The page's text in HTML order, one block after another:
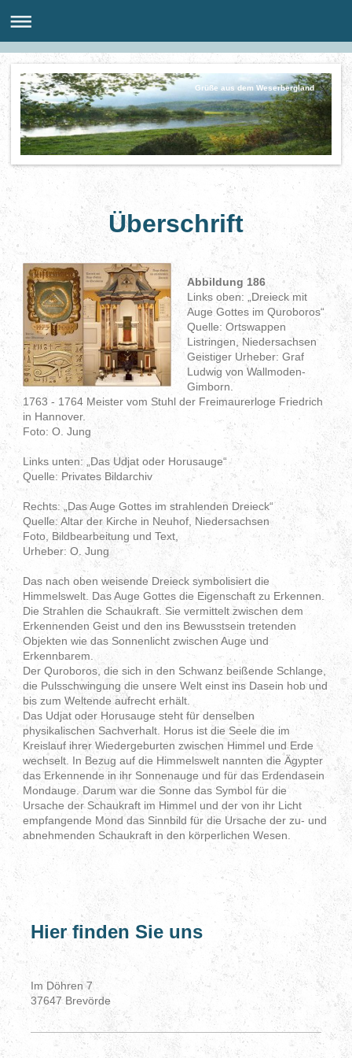
Grüße aus dem Weserbergland
Überschrift
Abbildung 186
Links oben: „Dreieck mit
Auge Gottes im Quroboros“
Quelle: Ortswappen
Listringen, Niedersachsen
Geistiger Urheber: Graf
Ludwig von Wallmoden-
Gimborn.
1763 - 1764 Meister vom Stuhl der Freimaurerloge Friedrich
in Hannover.
Foto: O. Jung
Links unten: „Das Udjat oder Horusauge“
Quelle: Privates Bildarchiv
Rechts: „Das Auge Gottes im strahlenden Dreieck“
Quelle: Altar der Kirche in Neuhof, Niedersachsen
Foto, Bildbearbeitung und Text,
Urheber: O. Jung
Das nach oben weisende Dreieck symbolisiert die
Himmelswelt. Das Auge Gottes die Eigenschaft zu Erkennen.
Die Strahlen die Schaukraft. Sie vermittelt zwischen dem
Erkennenden Geist und den ins Bewusstsein tretenden
Objekten wie das Sonnenlicht zwischen Auge und
Erkennbarem.
Der Quroboros, die sich in den Schwanz beißende Schlange,
die Pulsschwingung die unsere Welt einst ins Dasein hob und
bis zum Weltende aufrecht erhält.
Das Udjat oder Horusauge steht für denselben
physikalischen Sachverhalt. Horus ist die Seele die im
Kreislauf ihrer Wiedergeburten zwischen Himmel und Erde
wechselt. In Bezug auf die Himmelswelt nannten die Ägypter
das Erkennende in ihr Sonnenauge und für das Erdendasein
Mondauge. Darum war die Sonne das Symbol für die
Ursache der Schaukraft im Himmel und der von ihr Licht
empfangende Mond das Sinnbild für die Ursache der zu- und
abnehmenden Schaukraft in den körperlichen Wesen.
Hier finden Sie uns
Im Döhren 7
37647 Brevörde